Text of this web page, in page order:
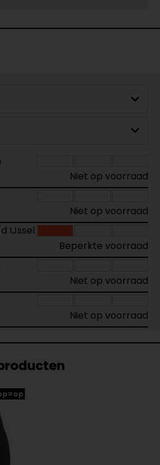
Niet op voorraad
Niet op voorraad
IJssel
Beperkte voorraad
Niet op voorraad
Niet op voorraad